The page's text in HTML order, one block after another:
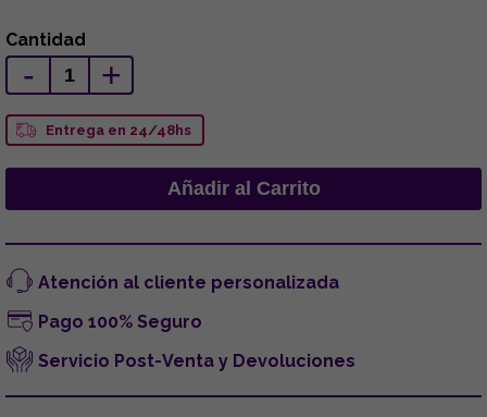
Cantidad
- +
Entrega en 24/48hs
Atención al cliente personalizada
Pago 100% Seguro
Servicio Post-Venta y Devoluciones